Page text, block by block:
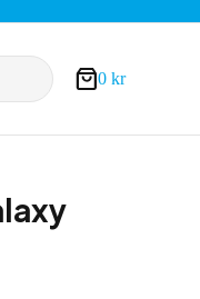
Varukorg
0 kr